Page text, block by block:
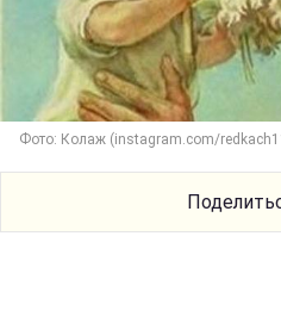
Фото: Колаж (instagram.com/